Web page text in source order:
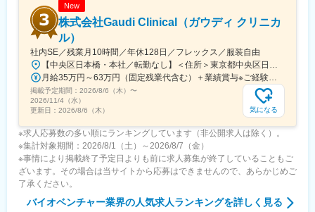
New
株式会社Gaudi Clinical（ガウディ クリニカ
ル）
社内SE／残業月10時間／年休128日／フレックス／服装自由
掲載予定期間： 2026/8/6（木） 〜
2026/11/4（水）
更新日： 2026/8/6（木） 気になる
※求人応募数の多い順にランキングしています（非公開求人は除く）。
※集計対象期間：2026/8/1（土）～2026/8/7（金）
※事情により掲載終了予定日よりも前に求人募集が終了していることもご
ざいます。その場合は当サイトから応募はできませんので、あらかじめご
了承ください。
バイオベンチャー業界の人気求人ランキングを詳しく見る